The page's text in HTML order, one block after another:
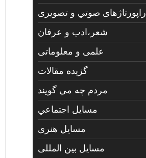
راپورتاژهای صوتي و تصويری
شعر،ادب و عرفان
علمی و معلوماتی
گزیده مقالات
مردم چه مي گويند
مسايل اجتماعي
مسايل هنری
مسایل بین المللی